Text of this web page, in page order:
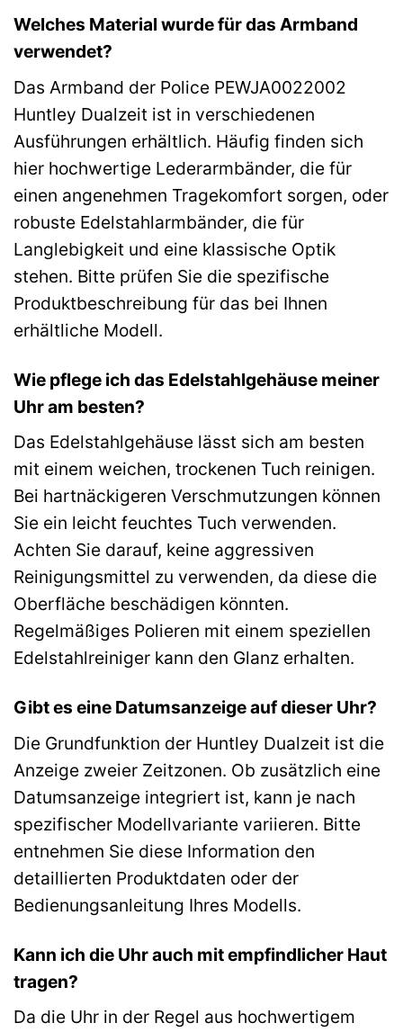
Welches Material wurde für das Armband
verwendet?
Das Armband der Police PEWJA0022002
Huntley Dualzeit ist in verschiedenen
Ausführungen erhältlich. Häufig finden sich
hier hochwertige Lederarmbänder, die für
einen angenehmen Tragekomfort sorgen, oder
robuste Edelstahlarmbänder, die für
Langlebigkeit und eine klassische Optik
stehen. Bitte prüfen Sie die spezifische
Produktbeschreibung für das bei Ihnen
erhältliche Modell.
Wie pflege ich das Edelstahlgehäuse meiner
Uhr am besten?
Das Edelstahlgehäuse lässt sich am besten
mit einem weichen, trockenen Tuch reinigen.
Bei hartnäckigeren Verschmutzungen können
Sie ein leicht feuchtes Tuch verwenden.
Achten Sie darauf, keine aggressiven
Reinigungsmittel zu verwenden, da diese die
Oberfläche beschädigen könnten.
Regelmäßiges Polieren mit einem speziellen
Edelstahlreiniger kann den Glanz erhalten.
Gibt es eine Datumsanzeige auf dieser Uhr?
Die Grundfunktion der Huntley Dualzeit ist die
Anzeige zweier Zeitzonen. Ob zusätzlich eine
Datumsanzeige integriert ist, kann je nach
spezifischer Modellvariante variieren. Bitte
entnehmen Sie diese Information den
detaillierten Produktdaten oder der
Bedienungsanleitung Ihres Modells.
Kann ich die Uhr auch mit empfindlicher Haut
tragen?
Da die Uhr in der Regel aus hochwertigem